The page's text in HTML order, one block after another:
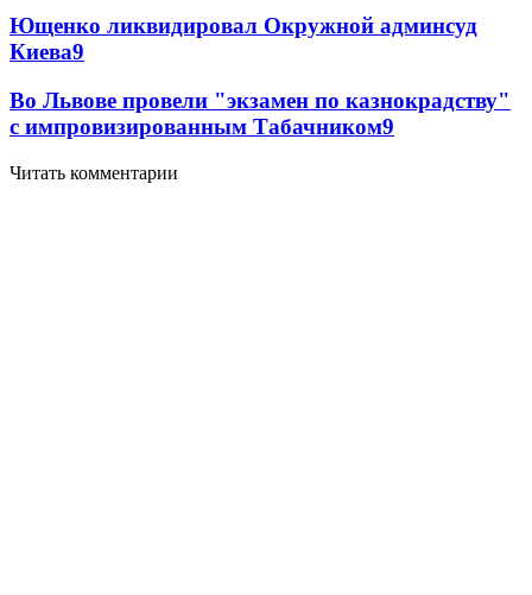
Ющенко ликвидировал Окружной админсуд
Киева9
Во Львове провели "экзамен по казнокрадству"
с импровизированным Табачником9
Читать комментарии